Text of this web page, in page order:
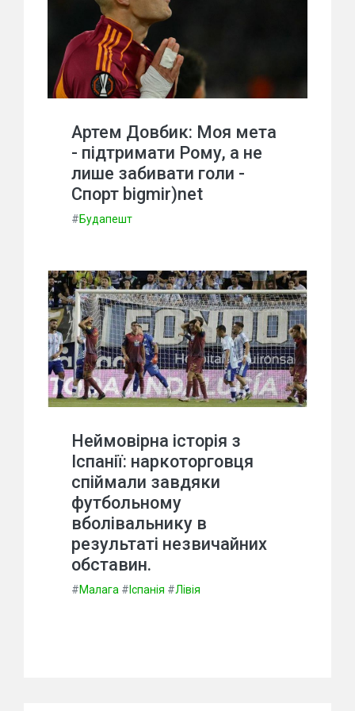
Артем Довбик: Моя мета
- підтримати Рому, а не
лише забивати голи -
Спорт bigmir)net
#Будапешт
Неймовірна історія з
Іспанії: наркоторговця
спіймали завдяки
футбольному
вболівальнику в
результаті незвичайних
обставин.
#Малага # Іспанія #Лівія